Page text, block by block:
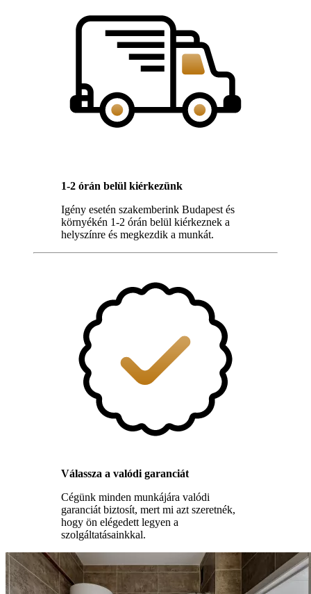
1-2 órán belül kiérkezünk
Igény esetén szakemberink Budapest és
környékén 1-2 órán belül kiérkeznek a
helyszínre és megkezdik a munkát.
Válassza a valódi garanciát
Cégünk minden munkájára valódi
garanciát biztosít, mert mi azt szeretnék,
hogy ön elégedett legyen a
szolgáltatásainkkal.